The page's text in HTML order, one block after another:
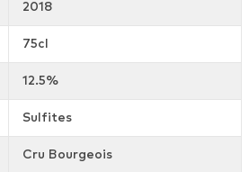
2018
75cl
12.5%
Sulfites
Cru Bourgeois